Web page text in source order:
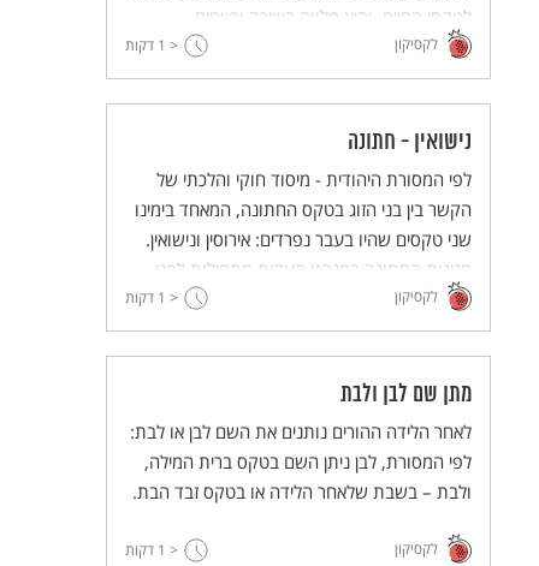
לטקסי החיים, והיא מלווה בשירה ופיוטים.
לקסיקון < 1 דקות
נישואין - חתונה
לפי המסורת היהודית - מיסוד חוקי והלכתי של
הקשר בין בני הזוג בטקס החתונה, המאחד בימינו
שני טקסים שהיו בעבר נפרדים: אירוסין ונישואין.
חגיגות החתונה במנהגי העדות מתחילות לפני
החתונה ונמשכות שבעה ימים לאחריה.
לקסיקון < 1 דקות
מתן שם לבן ולבת
לאחר הלידה ההורים נותנים את השם לבן או לבת:
לפי המסורת, לבן ניתן השם בטקס ברית המילה,
ולבת – בשבת שלאחר הלידה או בטקס זבד הבת.
לקסיקון < 1 דקות